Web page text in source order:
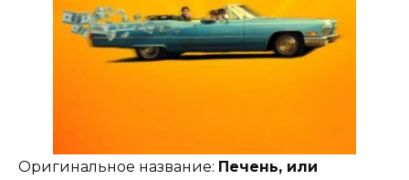
Оригинальное название: Печень, или